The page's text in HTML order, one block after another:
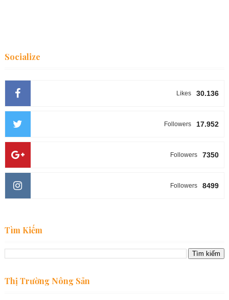
Socialize
30.136
Likes
17.952
Followers
7350
Followers
8499
Followers
Tìm Kiếm
Thị Trường Nông Sản